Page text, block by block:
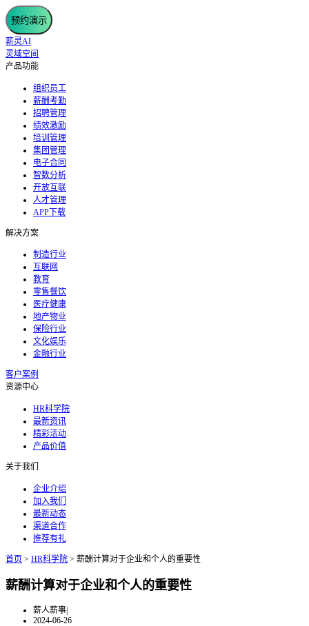
预约演示
薪灵AI
灵域空间
产品功能
组织员工
薪酬考勤
招聘管理
绩效激励
培训管理
集团管理
电子合同
智数分析
开放互联
人才管理
APP下载
解决方案
制造行业
互联网
教育
零售餐饮
医疗健康
地产物业
保险行业
文化娱乐
金融行业
客户案例
资源中心
HR科学院
最新资讯
精彩活动
产品价值
关于我们
企业介绍
加入我们
最新动态
渠道合作
推荐有礼
首页 > HR科学院 > 薪酬计算对于企业和个人的重要性
薪酬计算对于企业和个人的重要性
薪人薪事|
2024-06-26